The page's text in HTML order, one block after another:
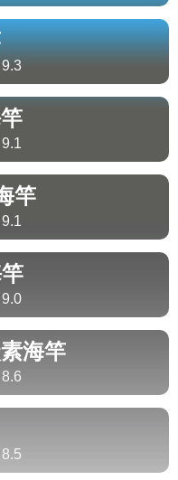
9.3
9.1
竿
9.1
9.0
海竿
8.6
8.5